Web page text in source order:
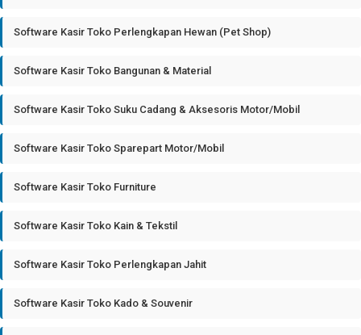
Software Kasir Toko Perlengkapan Hewan (Pet Shop)
Software Kasir Toko Bangunan & Material
Software Kasir Toko Suku Cadang & Aksesoris Motor/Mobil
Software Kasir Toko Sparepart Motor/Mobil
Software Kasir Toko Furniture
Software Kasir Toko Kain & Tekstil
Software Kasir Toko Perlengkapan Jahit
Software Kasir Toko Kado & Souvenir